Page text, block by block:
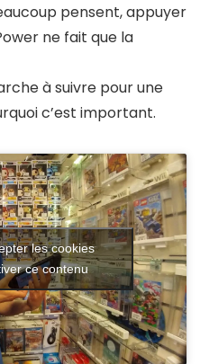
pensent, appuyer
ne fait que la
à suivre pour une
c’est important.
les cookies
ce contenu